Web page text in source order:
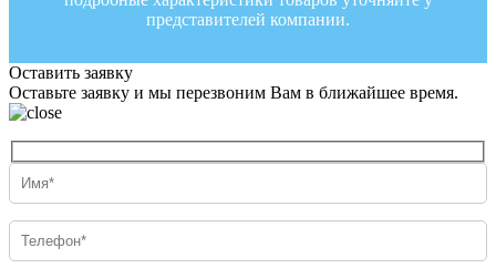
представителей компании.
Оставить заявку
Оставьте заявку и мы перезвоним Вам в ближайшее время.